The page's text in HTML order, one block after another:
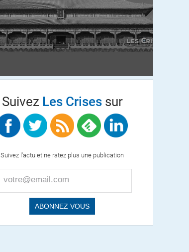
Suivez Les Crisessur
Suivez l'actu et ne ratez plus une publication